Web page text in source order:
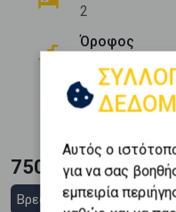
2
Όροφος
Εμβαδόν
80 m2
750.000 €
Βρες στεγαστικό δάνειο
Αυτός ο
για να σας
εμπειρία